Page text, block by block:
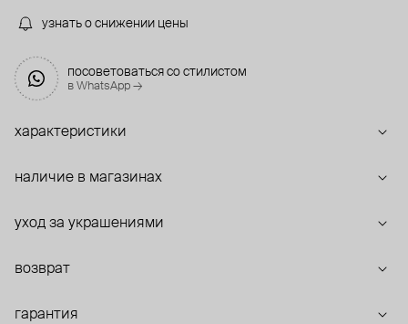
узнать о снижении цены
посоветоваться со стилистом
в WhatsApp →
характеристики
наличие в магазинах
уход за украшениями
возврат
гарантия